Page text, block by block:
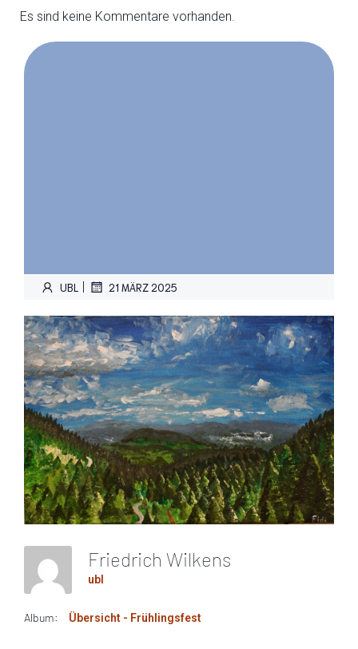
Es sind keine Kommentare vorhanden.
UBL | 21 MÄRZ 2025
ubl
Album: Übersicht - Frühlingsfest